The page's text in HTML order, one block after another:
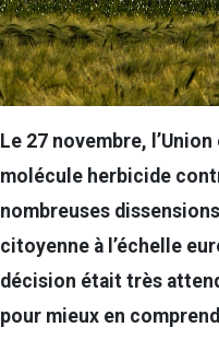
Le 27 novembre,
molécule herbicide
nombreuses
citoyenne à l’échelle
décision était très
pour mieux en